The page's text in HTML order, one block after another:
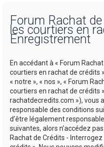
Forum Rachat
les courtiers en
Enregistrement
En accédant à « Forum
courtiers en rachat de crédits
« notre », « nos », « Forum
courtiers en rachat de crédits
rachatdecredits.com »), vous
responsable des conditions
d’être légalement
suivantes, alors n’accédez
Rachat de Crédits -